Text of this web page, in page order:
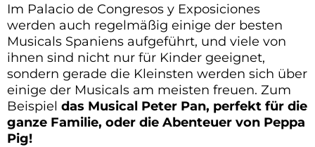
Im Palacio de Congresos y Exposiciones
werden auch regelmäßig einige der besten
Musicals Spaniens aufgeführt, und viele von
ihnen sind nicht nur für Kinder geeignet,
sondern gerade die Kleinsten werden sich über
einige der Musicals am meisten freuen. Zum
Beispiel das Musical Peter Pan, perfekt für die
ganze Familie, oder die Abenteuer von Peppa
Pig!